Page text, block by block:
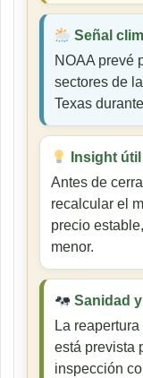
Señal
NOAA prevé
sectores de
Texas
Insight útil
Antes de
recalcular el
precio
menor.
Sanidad
La
está prevista
inspección